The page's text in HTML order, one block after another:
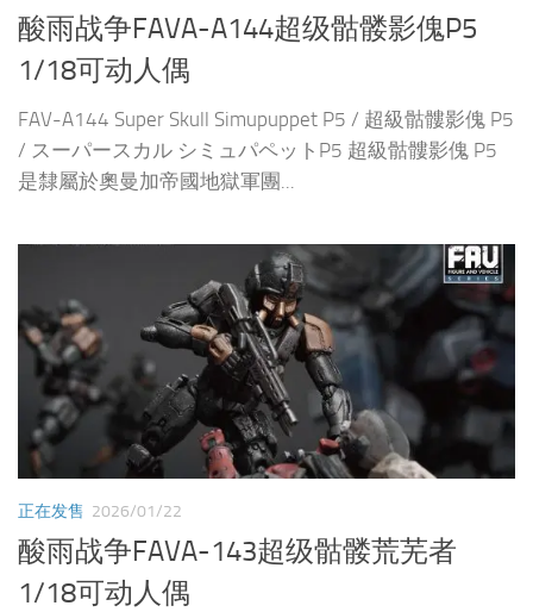
酸雨战争FAVA-A144超级骷髅影傀P5
1/18可动人偶
FAV-A144 Super Skull Simupuppet P5 / 超級骷髏影傀 P5
/ スーパースカル シミュパペットP5 超級骷髏影傀 P5
是隸屬於奧曼加帝國地獄軍團...
正在发售 2026/01/22
酸雨战争FAVA-143超级骷髅荒芜者
1/18可动人偶